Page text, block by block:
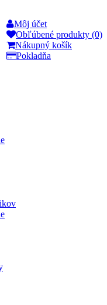
Môj účet
Obľúbené produkty (0)
Nákupný košík
Pokladňa